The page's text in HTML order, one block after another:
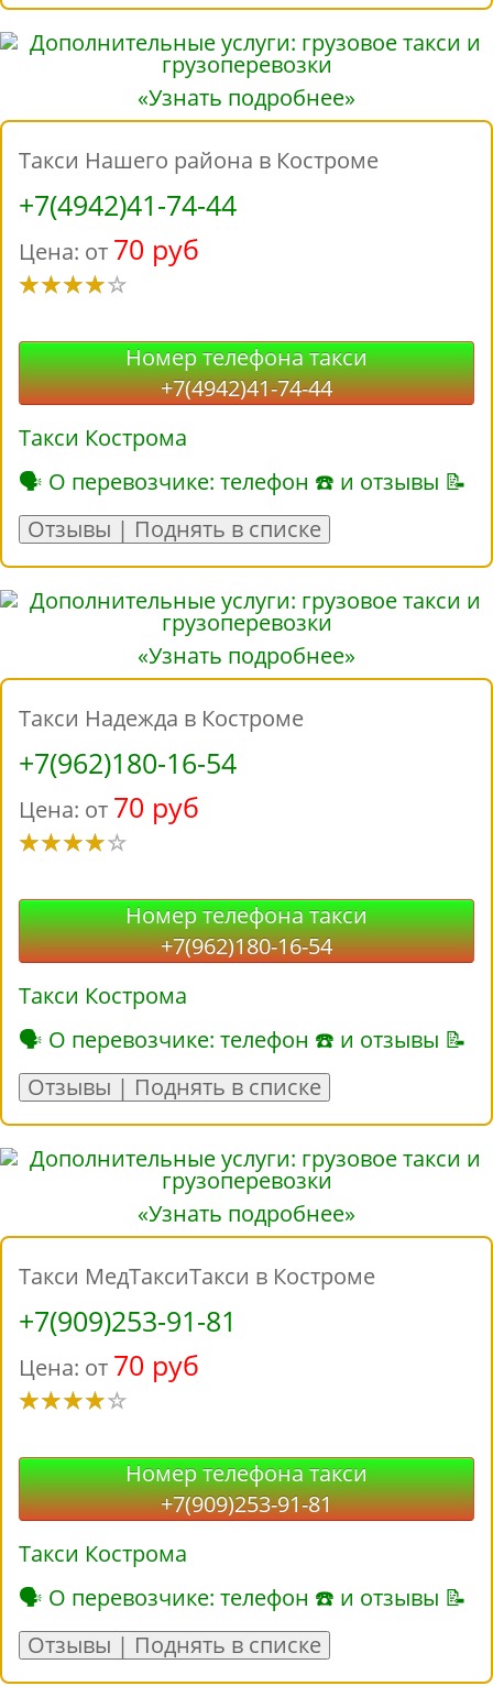
«Узнать подробнее»
Такси Нашего района в Костроме
+7(4942)41-74-44
Цена: от 70 руб
Номер телефона такси
+7(4942)41-74-44
Такси Кострома
🗣 О перевозчике: телефон ☎ и отзывы 📝
Отзывы | Поднять в списке
«Узнать подробнее»
Такси Надежда в Костроме
+7(962)180-16-54
Цена: от 70 руб
Номер телефона такси
+7(962)180-16-54
Такси Кострома
🗣 О перевозчике: телефон ☎ и отзывы 📝
Отзывы | Поднять в списке
«Узнать подробнее»
Такси МедТаксиТакси в Костроме
+7(909)253-91-81
Цена: от 70 руб
Номер телефона такси
+7(909)253-91-81
Такси Кострома
🗣 О перевозчике: телефон ☎ и отзывы 📝
Отзывы | Поднять в списке